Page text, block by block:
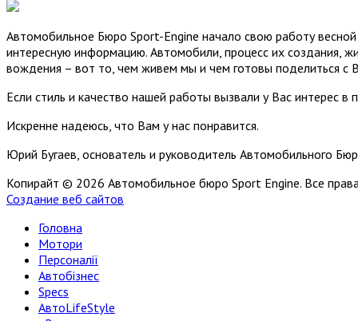
Автомобильное Бюро Sport-Engine начало свою работу
интересную информацию. Автомобили, процесс их создания,
вождения – вот то, чем живем мы и чем готовы поделиться с
Если стиль и качество нашей работы вызвали у Вас интерес в
Искренне надеюсь, что Вам у нас понравится.
Юрий Бугаев, основатель и руководитель Автомобильного
Копирайт © 2026 Автомобильное бюро Sport Engine. Все
Создание веб сайтов
Головна
Мотори
Персоналії
Автобізнес
Specs
АвтоLifeStyle